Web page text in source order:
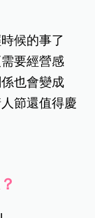
候的事了
要經營感
也會變成
節還值得慶